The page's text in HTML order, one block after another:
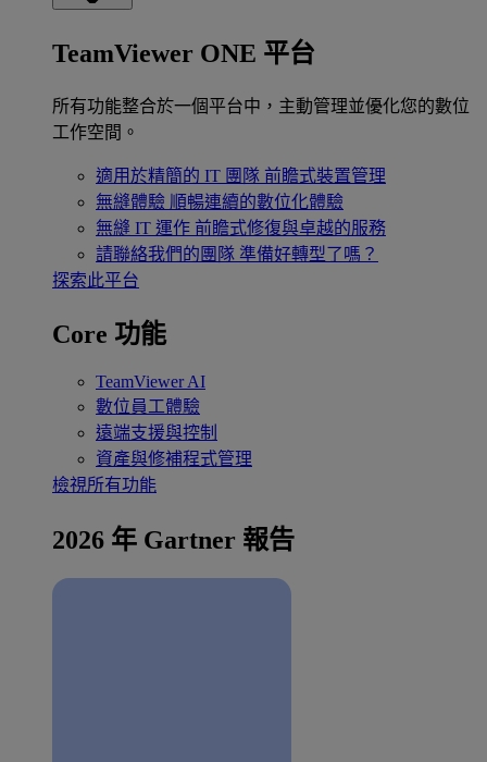
TeamViewer ONE 平台
所有功能整合於一個平台中，主動管理並優化您的數位
工作空間。
適用於精簡的 IT 團隊 前瞻式裝置管理
無縫體驗 順暢連續的數位化體驗
無縫 IT 運作 前瞻式修復與卓越的服務
請聯絡我們的團隊 準備好轉型了嗎？
探索此平台
Core 功能
TeamViewer AI
數位員工體驗
遠端支援與控制
資產與修補程式管理
檢視所有功能
2026 年 Gartner 報告